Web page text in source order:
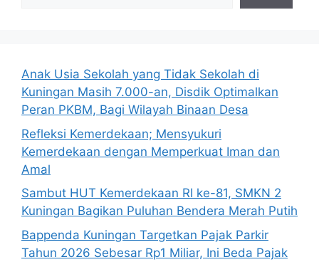
Anak Usia Sekolah yang Tidak Sekolah di
Kuningan Masih 7.000-an, Disdik Optimalkan
Peran PKBM, Bagi Wilayah Binaan Desa
Refleksi Kemerdekaan; Mensyukuri
Kemerdekaan dengan Memperkuat Iman dan
Amal
Sambut HUT Kemerdekaan RI ke-81, SMKN 2
Kuningan Bagikan Puluhan Bendera Merah Putih
Bappenda Kuningan Targetkan Pajak Parkir
Tahun 2026 Sebesar Rp1 Miliar, Ini Beda Pajak